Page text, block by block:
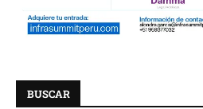
BUSCAR